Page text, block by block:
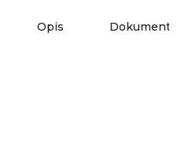
Opis Dokumenty